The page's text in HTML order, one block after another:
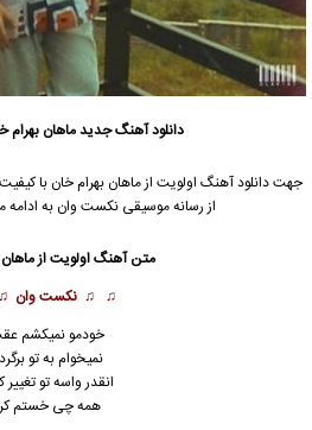
دانلود آهنگ جدیدماهان بهرام
جهت دانلود آهنگ اولویت ازماهان بهرام خان
از رسانه موسیقی نکست وان به ادامه
متن آهنگ اولویت از
♫ ♫ نکست وان
خودمو نمیکشم
نمیخوام به تو
انقدر واسه تو تغییر
همه چی خستم